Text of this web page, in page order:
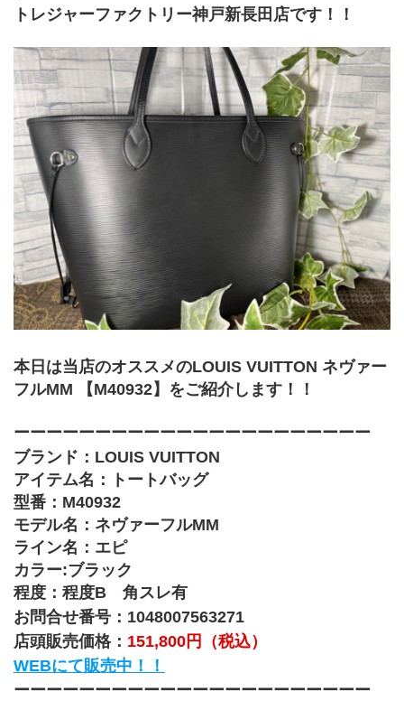
トレジャーファクトリー神戸新長田店です！！
本日は当店のオススメのLOUIS VUITTON ネヴァー
フルMM 【M40932】をご紹介します！！
ーーーーーーーーーーーーーーーーーーーーーー
ブランド：LOUIS VUITTON
アイテム名：トートバッグ
型番：M40932
モデル名：ネヴァーフルMM
ライン名：エピ
カラー:ブラック
程度：程度B　角スレ有
お問合せ番号：1048007563271
店頭販売価格： 151,800円（税込）
WEBにて販売中！！
ーーーーーーーーーーーーーーーーーーーーーー